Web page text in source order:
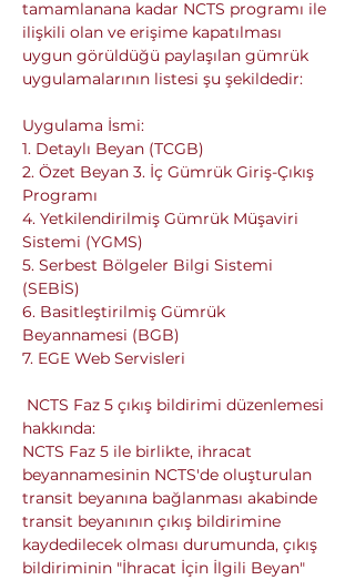
tamamlanana kadar NCTS programı ile
ilişkili olan ve erişime kapatılması
uygun görüldüğü paylaşılan gümrük
uygulamalarının listesi şu şekildedir:
Uygulama İsmi:
1. Detaylı Beyan (TCGB)
2. Özet Beyan 3. İç Gümrük Giriş-Çıkış
Programı
4. Yetkilendirilmiş Gümrük Müşaviri
Sistemi (YGMS)
5. Serbest Bölgeler Bilgi Sistemi
(SEBİS)
6. Basitleştirilmiş Gümrük
Beyannamesi (BGB)
7. EGE Web Servisleri
NCTS Faz 5 çıkış bildirimi düzenlemesi
hakkında:
NCTS Faz 5 ile birlikte, ihracat
beyannamesinin NCTS'de oluşturulan
transit beyanına bağlanması akabinde
transit beyanının çıkış bildirimine
kaydedilecek olması durumunda, çıkış
bildiriminin "İhracat İçin İlgili Beyan"